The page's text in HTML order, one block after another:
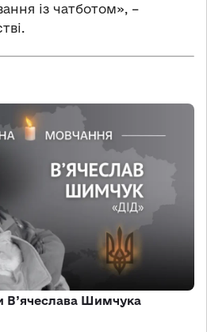
із чатботом», –
В’ячеслава Шимчука